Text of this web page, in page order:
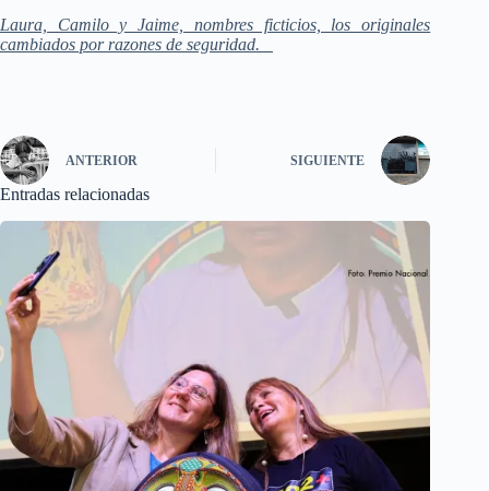
Laura, Camilo y Jaime, nombres ficticios, los originales
cambiados por razones de seguridad.
ANTERIOR SIGUIENTE
Entradas relacionadas